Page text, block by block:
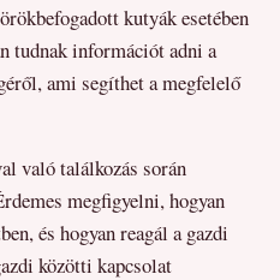
kutyák esetében
tudnak információt adni a
ami segíthet a megfelelő
való találkozás során
megfigyelni, hogyan
és hogyan reagál a gazdi
közötti kapcsolat